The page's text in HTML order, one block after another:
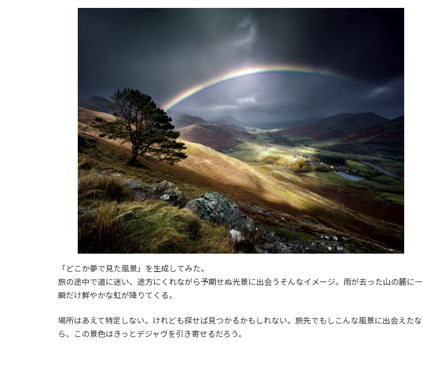
「どこか夢で見た風景」を生成してみた。
旅の途中で道に迷い、途方にくれながら予期せぬ光景に出会うそんなイメージ。雨が去った山の麓に一
瞬だけ鮮やかな虹が降りてくる。
場所はあえて特定しない。けれども探せば見つかるかもしれない。旅先でもしこんな風景に出会えたな
ら、この景色はきっとデジャヴを引き寄せるだろう。